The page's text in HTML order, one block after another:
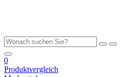
0
Produktvergleich